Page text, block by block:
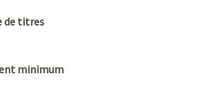
de titres
minimum